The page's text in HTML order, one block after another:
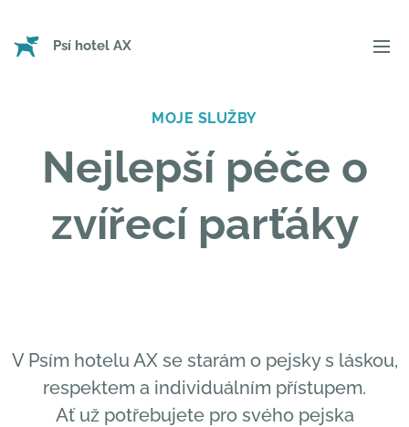
Psí hotel AX
MOJE SLUŽBY
Nejlepší péče o
zvířecí parťáky
V Psím hotelu AX se starám o pejsky s láskou,
respektem a individuálním přístupem.
Ať už potřebujete pro svého pejska